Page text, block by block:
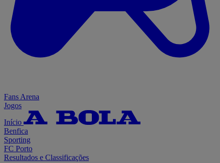
Fans Arena
Jogos
Início
Benfica
Sporting
FC Porto
Resultados e Classificações